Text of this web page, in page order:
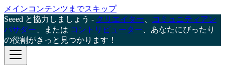
メインコンテンツまでスキップ
Seeed と協力しましょう - クリエイター
コミュニティアン
バサダー 、または コントリビューター 、あなたにぴったり
の役割がきっと見つかります！